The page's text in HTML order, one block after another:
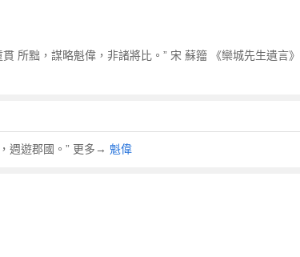
所黜，謀略魁偉，非諸將比。” 宋 蘇籀 《欒城先生遺言
週遊郡國。” 更多→ 魁偉